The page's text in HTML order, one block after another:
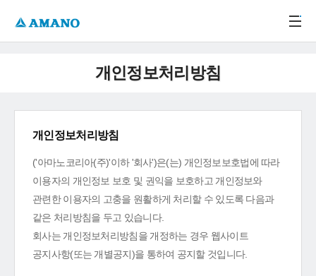
개인정보처리방침
개인정보처리방침
('아마노코리아(주)'이하 '회사')은(는) 개인정보보호법에 따라
이용자의 개인정보 보호 및 권익을 보호하고 개인정보와
관련한 이용자의 고충을 원활하게 처리할 수 있도록 다음과
같은 처리방침을 두고 있습니다.
회사는 개인정보처리방침을 개정하는 경우 웹사이트
공지사항(또는 개별공지)을 통하여 공지할 것입니다.